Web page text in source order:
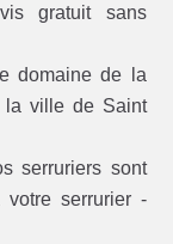
gratuit sans
domaine de la
la ville de Saint
serruriers sont
serrurier -